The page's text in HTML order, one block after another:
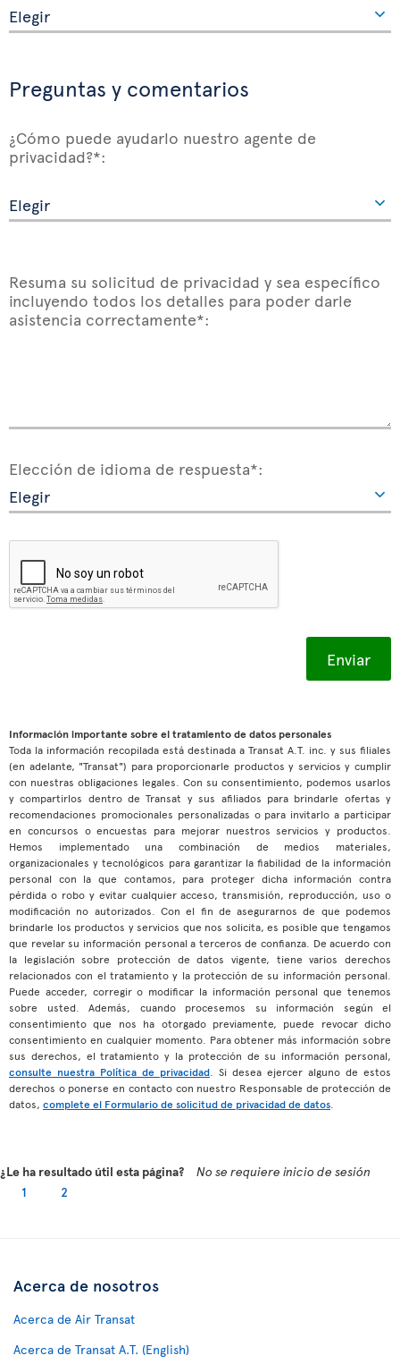
Preguntas y comentarios
¿Cómo puede ayudarlo nuestro agente de
privacidad?*:
Resuma su solicitud de privacidad y sea específico
incluyendo todos los detalles para poder darle
asistencia correctamente*:
Elección de idioma de respuesta*:
Información importante sobre el tratamiento de datos personales
Toda la información recopilada está destinada a Transat A.T. inc. y sus filiales
(en adelante, "Transat") para proporcionarle productos y servicios y cumplir
con nuestras obligaciones legales. Con su consentimiento, podemos usarlos
y compartirlos dentro de Transat y sus afiliados para brindarle ofertas y
recomendaciones promocionales personalizadas o para invitarlo a participar
en concursos o encuestas para mejorar nuestros servicios y productos.
Hemos implementado una combinación de medios materiales,
organizacionales y tecnológicos para garantizar la fiabilidad de la información
personal con la que contamos, para proteger dicha información contra
pérdida o robo y evitar cualquier acceso, transmisión, reproducción, uso o
modificación no autorizados. Con el fin de asegurarnos de que podemos
brindarle los productos y servicios que nos solicita, es posible que tengamos
que revelar su información personal a terceros de confianza. De acuerdo con
la legislación sobre protección de datos vigente, tiene varios derechos
relacionados con el tratamiento y la protección de su información personal.
Puede acceder, corregir o modificar la información personal que tenemos
sobre usted. Además, cuando procesemos su información según el
consentimiento que nos ha otorgado previamente, puede revocar dicho
consentimiento en cualquier momento. Para obtener más información sobre
sus derechos, el tratamiento y la protección de su información personal,
consulte nuestra Política de privacidad . Si desea ejercer alguno de estos
derechos o ponerse en contacto con nuestro Responsable de protección de
datos, complete el Formulario de solicitud de privacidad de datos
¿Le ha resultado útil esta página?
No se requiere inicio de sesión
1
2
Acerca de nosotros
Acerca de Air Transat
Acerca de Transat A.T. (English)